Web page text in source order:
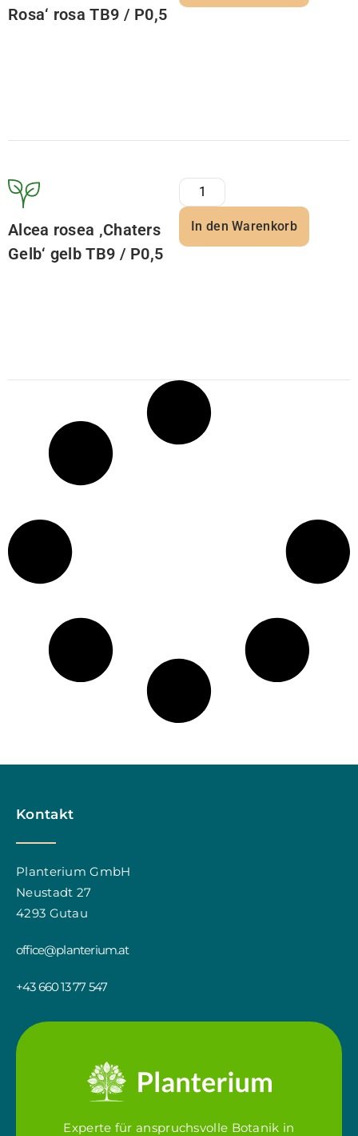
Rosa‘ rosa TB9 / P0,5
Alcea rosea ‚Chaters
Gelb‘ gelb TB9 / P0,5
In den Warenkorb
Kontakt
Planterium GmbH
Neustadt 27
4293 Gutau
office@planterium.at
+43 660 13 77 547
Experte für anspruchsvolle Botanik in